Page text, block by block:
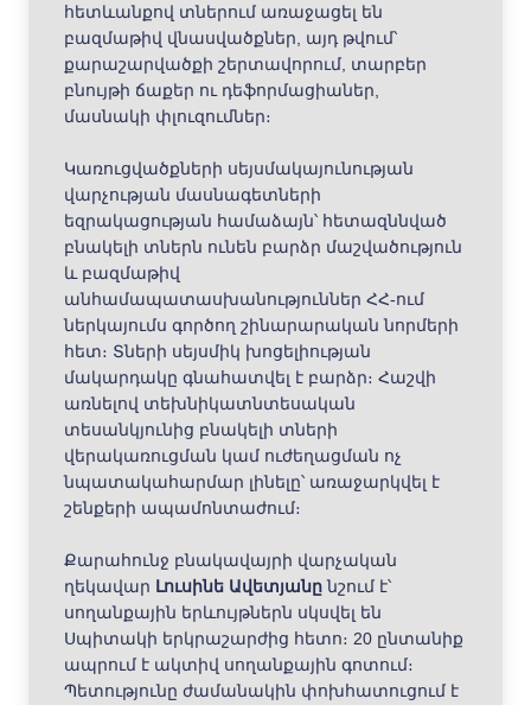
հետևանքով տներում առաջացել են
բազմաթիվ վնասվածքներ, այդ թվում՝
քարաշարվածքի շերտավորում, տարբեր
բնույթի ճաքեր ու դեֆորմացիաներ,
մասնակի փլուզումներ։
Կառուցվածքների սեյսմակայունության
վարչության մասնագետների
եզրակացության համաձայն՝ հետազննված
բնակելի տներն ունեն բարձր մաշվածություն
և բազմաթիվ
անհամապատասխանություններ ՀՀ-ում
ներկայումս գործող շինարարական նորմերի
հետ։ Տների սեյսմիկ խոցելիության
մակարդակը գնահատվել է բարձր։ Հաշվի
առնելով տեխնիկատնտեսական
տեսանկյունից բնակելի տների
վերակառուցման կամ ուժեղացման ոչ
նպատակահարմար լինելը՝ առաջարկվել է
շենքերի ապամոնտաժում։
Քարահունջ բնակավայրի վարչական
ղեկավար Լուսինե Ավետյանընշում է՝
սողանքային երևույթներն սկսվել են
Սպիտակի երկրաշարժից հետո։ 20 ընտանիք
ապրում է ակտիվ սողանքային գոտում։
Պետությունը ժամանակին փոխհատուցում է